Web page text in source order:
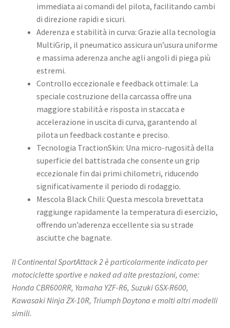
immediata ai comandi del pilota, facilitando cambi
di direzione rapidi e sicuri. ​
Aderenza e stabilità in curva: Grazie alla tecnologia
MultiGrip, il pneumatico assicura un’usura uniforme
e massima aderenza anche agli angoli di piega più
estremi. ​
Controllo eccezionale e feedback ottimale: La
speciale costruzione della carcassa offre una
maggiore stabilità e risposta in staccata e
accelerazione in uscita di curva, garantendo al
pilota un feedback costante e preciso. ​
Tecnologia TractionSkin: Una micro-rugosità della
superficie del battistrada che consente un grip
eccezionale fin dai primi chilometri, riducendo
significativamente il periodo di rodaggio. ​
Mescola Black Chili: Questa mescola brevettata
raggiunge rapidamente la temperatura di esercizio,
offrendo un’aderenza eccellente sia su strade
asciutte che bagnate. ​
Il Continental SportAttack 2 è particolarmente indicato per
motociclette sportive e naked ad alte prestazioni, come:​
Honda CBR600RR, Yamaha YZF-R6, Suzuki GSX-R600,
Kawasaki Ninja ZX-10R, Triumph Daytona e molti altri modelli
simili.